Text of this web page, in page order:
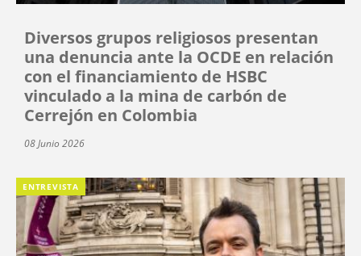
Diversos grupos religiosos presentan
una denuncia ante la OCDE en relación
con el financiamiento de HSBC
vinculado a la mina de carbón de
Cerrejón en Colombia
08 Junio 2026
ENTREVISTA